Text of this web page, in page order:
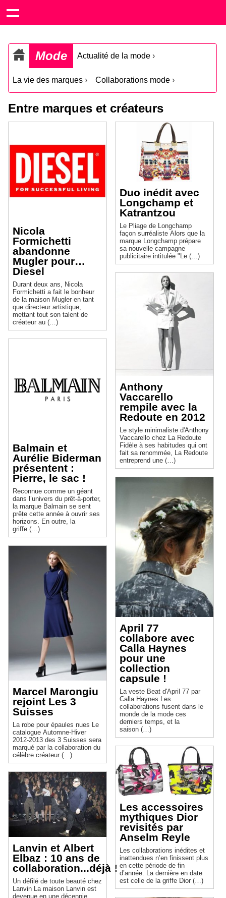
Mode Actualité de la mode ›
La vie des marques › Collaborations mode ›
Entre marques et créateurs
Nicola
Formichetti
abandonne
Mugler pour…
Diesel
Durant deux ans, Nicola
Formichetti a fait le bonheur
de la maison Mugler en tant
que directeur artistique,
mettant tout son talent de
créateur au (…)
Balmain et
Aurélie Biderman
présentent :
Pierre, le sac !
Reconnue comme un géant
dans l’univers du prêt-à-porter,
la marque Balmain se sent
prête cette année à ouvrir ses
horizons. En outre, la
griffe (…)
Marcel Marongiu
rejoint Les 3
Suisses
La robe pour épaules nues Le
catalogue Automne-Hiver
2012-2013 des 3 Suisses sera
marqué par la collaboration du
célèbre créateur (…)
Lanvin et Albert
Elbaz : 10 ans de
collaboration...déjà !
Un défilé de toute beauté chez
Lanvin La maison Lanvin est
devenue en une décennie,
Duo inédit avec
Longchamp et
Katrantzou
Le Pliage de Longchamp
façon surréaliste Alors que la
marque Longchamp prépare
sa nouvelle campagne
publicitaire intitulée "Le (…)
Anthony
Vaccarello
rempile avec la
Redoute en 2012
Le style minimaliste d'Anthony
Vaccarello chez La Redoute
Fidèle à ses habitudes qui ont
fait sa renommée, La Redoute
entreprend une (…)
April 77
collabore avec
Calla Haynes
pour une
collection
capsule !
La veste Beat d'April 77 par
Calla Haynes Les
collaborations fusent dans le
monde de la mode ces
derniers temps, et la
saison (…)
Les accessoires
mythiques Dior
revisités par
Anselm Reyle
Les collaborations inédites et
inattendues n’en finissent plus
en cette période de fin
d’année. La dernière en date
est celle de la griffe Dior (…)